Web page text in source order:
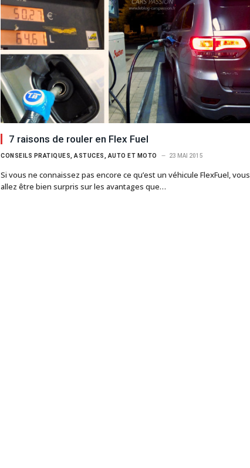
7 raisons de rouler en Flex Fuel
CONSEILS PRATIQUES, ASTUCES, AUTO ET MOTO 23 MAI 2015
Si vous ne connaissez pas encore ce qu’est un véhicule FlexFuel, vous
allez être bien surpris sur les avantages que…